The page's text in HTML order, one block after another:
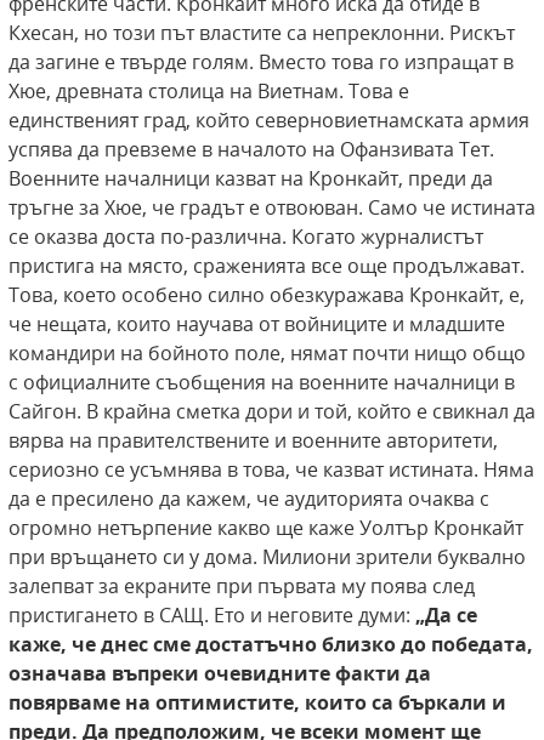
Кхесан, но този път властите са непреклонни. Рискът
да загине е твърде голям. Вместо това го изпращат в
Хюе, древната столица на Виетнам. Това е
единственият град, който северновиетнамската армия
успява да превземе в началото на Офанзивата Тет.
Военните началници казват на Кронкайт, преди да
тръгне за Хюе, че градът е отвоюван. Само че истината
се оказва доста по-различна. Когато журналистът
пристига на място, сраженията все още продължават.
Това, което особено силно обезкуражава Кронкайт, е,
че нещата, които научава от войниците и младшите
командири на бойното поле, нямат почти нищо общо
с официалните съобщения на военните началници в
Сайгон. В крайна сметка дори и той, който е свикнал да
вярва на правителствените и военните авторитети,
сериозно се усъмнява в това, че казват истината. Няма
да е пресилено да кажем, че аудиторията очаква с
огромно нетърпение какво ще каже Уолтър Кронкайт
при връщането си у дома. Милиони зрители буквално
залепват за екраните при първата му поява след
пристигането в САЩ. Ето и неговите думи: „Да се
каже, че днессме достатъчно близко до победата,
означава въпреки очевидните факти да
повярваме на оптимистите, които са бъркали и
преди. Да предположим, че всеки момент ще